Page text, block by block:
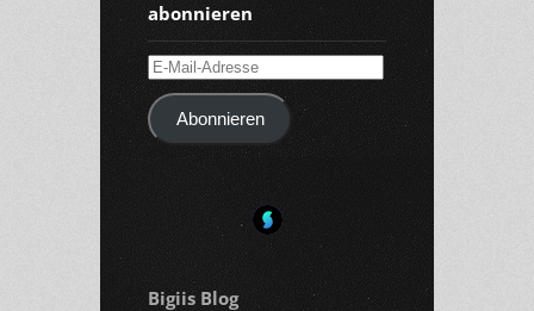
abonnieren
E-
Mail-
AdresseAbonnieren
Bigiis Blog